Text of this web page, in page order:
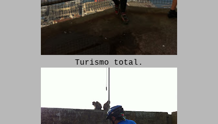
Turismo total.